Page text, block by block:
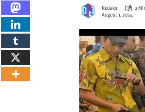
Redaksi
2
August 1, 2024